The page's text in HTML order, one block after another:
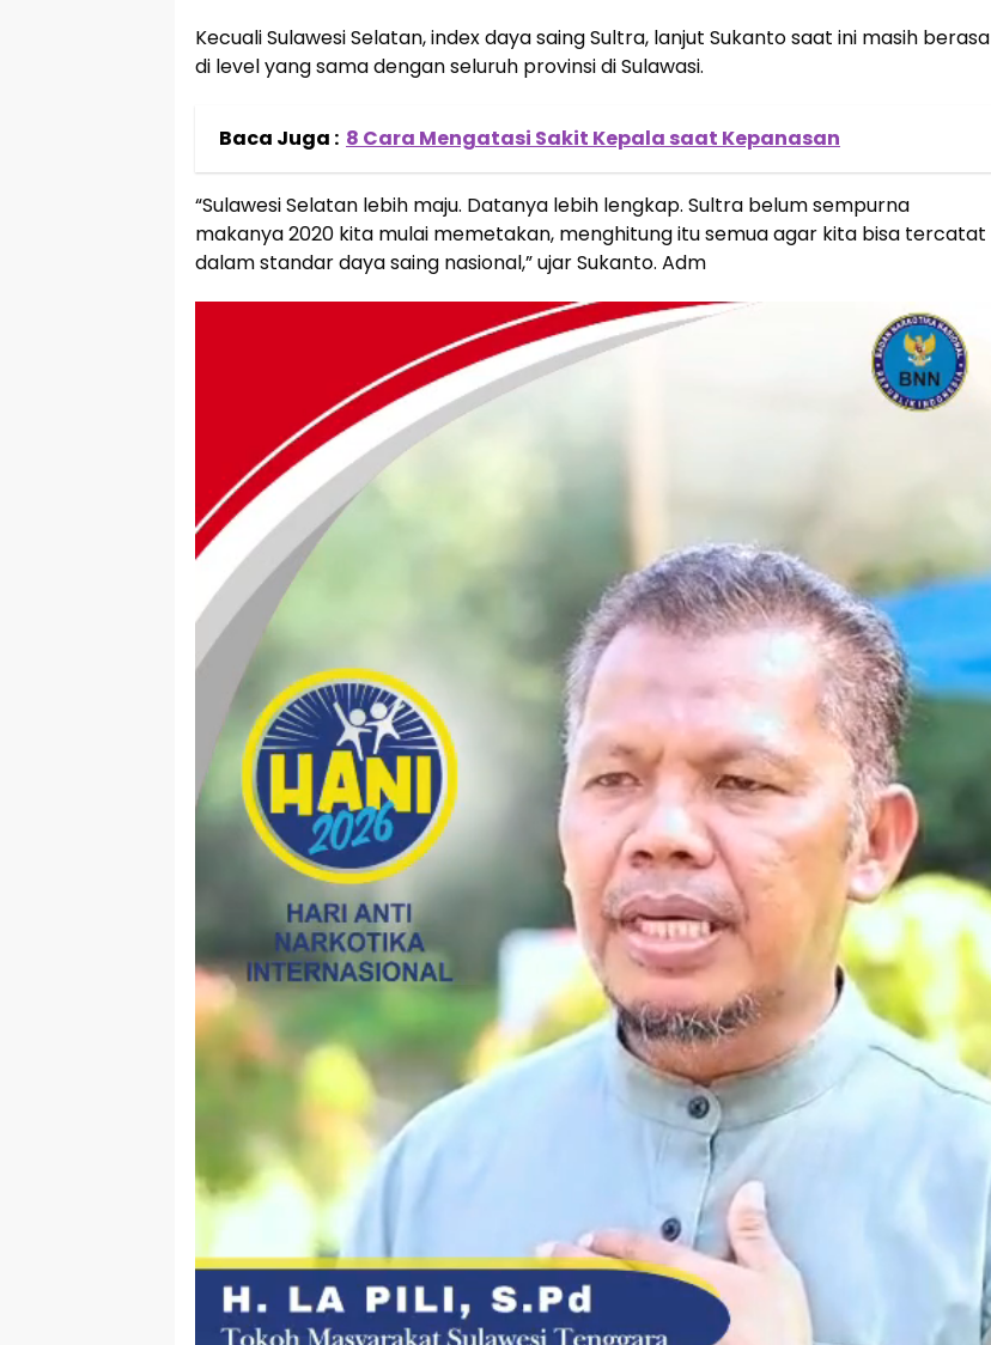
Kecuali Sulawesi Selatan, index daya saing Sultra, lanjut Sukanto saat ini masih berasa
di level yang sama dengan seluruh provinsi di Sulawasi.
Baca Juga : 8 Cara Mengatasi Sakit Kepala saat Kepanasan
“Sulawesi Selatan lebih maju. Datanya lebih lengkap. Sultra belum sempurna
makanya 2020 kita mulai memetakan, menghitung itu semua agar kita bisa tercatat
dalam standar daya saing nasional,” ujar Sukanto. Adm